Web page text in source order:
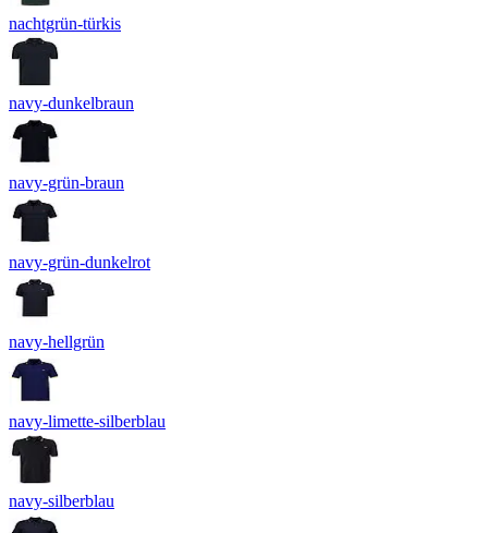
nachtgrün-türkis
navy-dunkelbraun
navy-grün-braun
navy-grün-dunkelrot
navy-hellgrün
navy-limette-silberblau
navy-silberblau